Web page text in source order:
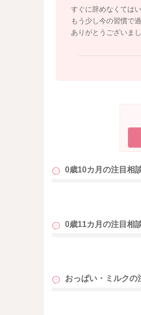
すぐに辞めなくては
もう少し今の習慣で
ありがとうございま
0歳10カ月の注目相
0歳11カ月の注目相
おっぱい・ミルクの